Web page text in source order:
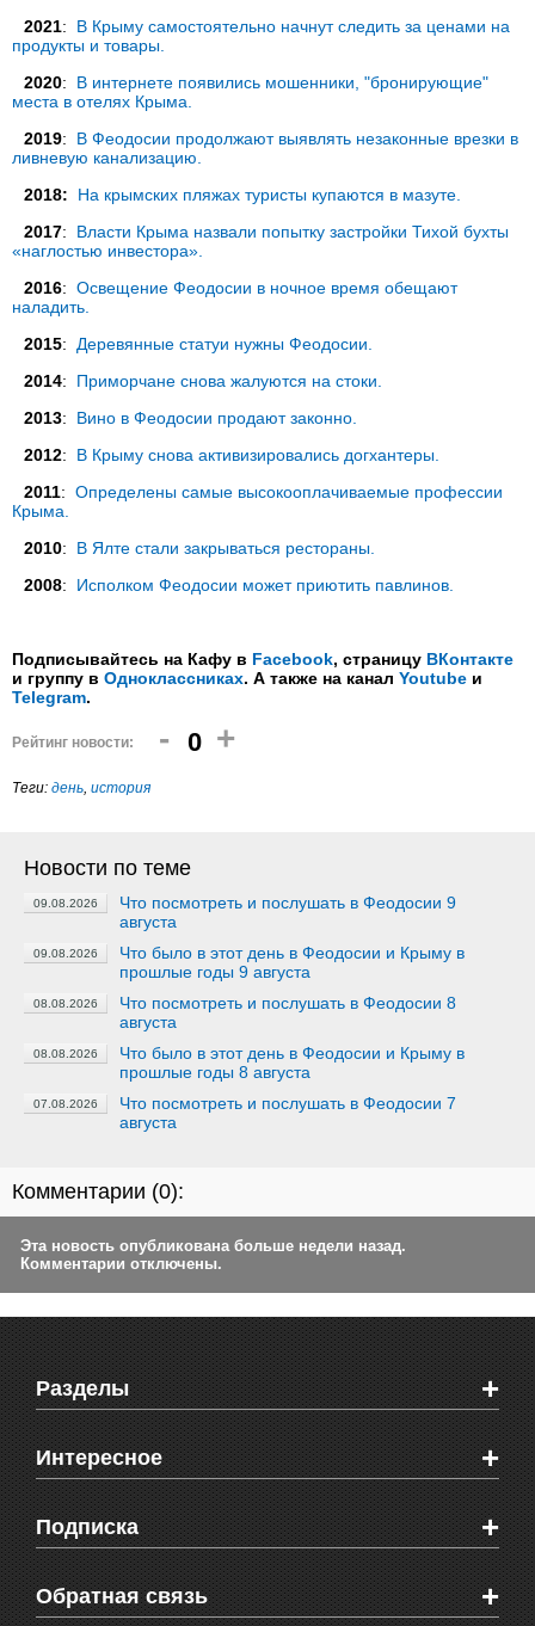
2021: В Крыму самостоятельно начнут следить за ценами на
продукты и товары.
2020: В интернете появились мошенники, "бронирующие"
места в отелях Крыма.
2019: В Феодосии продолжают выявлять незаконные врезки в
ливневую канализацию.
2018:
На крымских пляжах туристы купаются в мазуте.
2017: Власти Крыма назвали попытку застройки Тихой бухты
«наглостью инвестора».
2016: Освещение Феодосии в ночное время обещают
наладить.
2015: Деревянные статуи нужны Феодосии.
2014: Приморчане снова жалуются на стоки.
2013: Вино в Феодосии продают законно.
2012: В Крыму снова активизировались догхантеры.
2011: Определены самые высокооплачиваемые профессии
Крыма.
2010: В Ялте стали закрываться рестораны.
2008: Исполком Феодосии может приютить павлинов.
Подписывайтесь на Кафу в Facebook, страницу ВКонтакте
и группу в Одноклассниках. А также на канал Youtube и
Telegram.
Рейтинг новости: - 0 +
Теги: день, история
Новости по теме
09.08.2026
Что посмотреть и послушать в Феодосии 9
августа
09.08.2026
Что было в этот день в Феодосии и Крыму в
прошлые годы 9 августа
08.08.2026
Что посмотреть и послушать в Феодосии 8
августа
08.08.2026
Что было в этот день в Феодосии и Крыму в
прошлые годы 8 августа
07.08.2026
Что посмотреть и послушать в Феодосии 7
августа
Комментарии (0):
Эта новость опубликована больше недели назад.
Комментарии отключены.
Разделы +
Новости Феодосии
Новости Крыма
Мировые новости
Объявления
Здоровье
СМС мнения читателей
Интересное +
Видео о Феодосии
Веб-камеры Феодосии
Блоги феодосийцев
Школы Феодосии
Подписка +
Печатная версия газеты "Кафа"
RSS
Обратная связь +